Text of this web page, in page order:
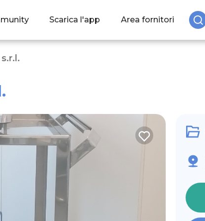
Scarica l'app Area fornitori